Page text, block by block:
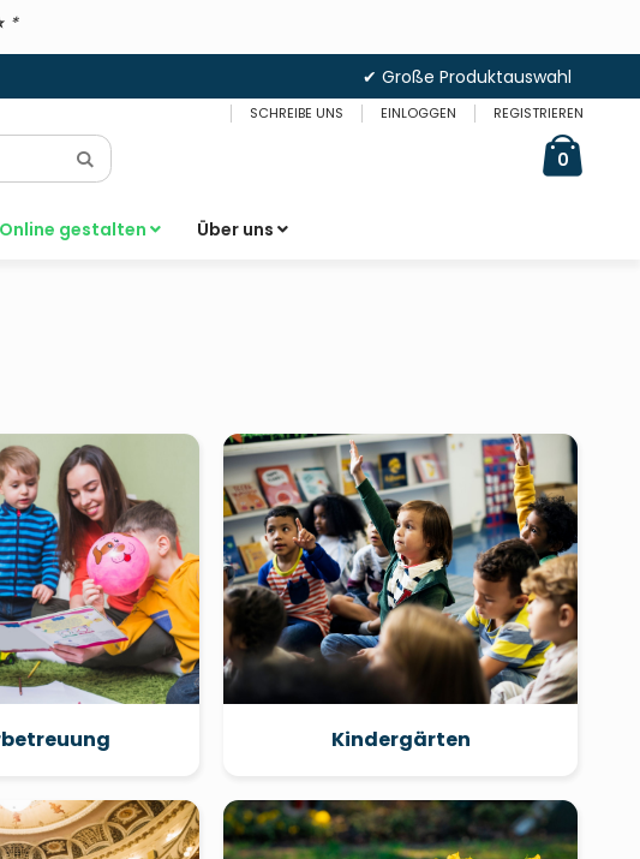
*
✔ Große Produktauswahl
SCHREIBE UNS EINLOGGEN REGISTRIEREN
0items
Online gestalten Über uns
Kindergärten